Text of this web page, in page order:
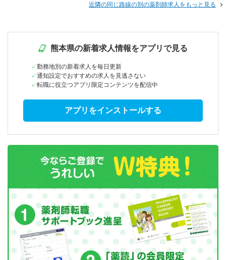
近隣の同じ路線の別の薬剤師求人をもっと見る
熊本県の新着求人情報をアプリで見る
勤務地別の新着求人を毎日更新
通知設定でおすすめの求人を見逃さない
転職に役立つアプリ限定コンテンツを配信中
アプリをインストールする